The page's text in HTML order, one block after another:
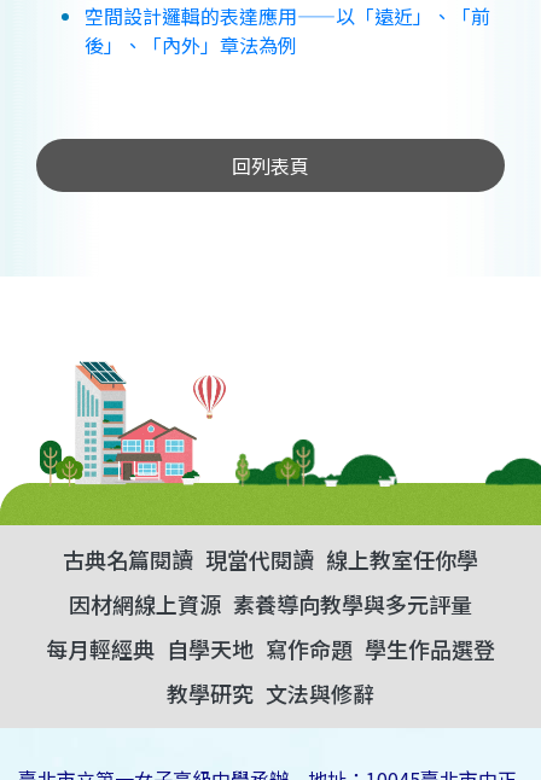
空間設計邏輯的表達應用——以「遠近」、「前
後」、「內外」章法為例
回列表頁
古典名篇閱讀 現當代閱讀 線上教室任你學
因材網線上資源 素養導向教學與多元評量
每月輕經典 自學天地 寫作命題 學生作品選登
教學研究 文法與修辭